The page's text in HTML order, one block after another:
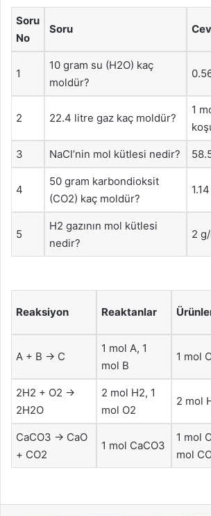
Soru
No
Soru
1
10 gram su (H2O) kaç
moldür?
2 22.4 litre gaz kaç moldür?
1
3 NaCl’nin mol kütlesi nedir?
4
50 gram karbondioksit
(CO2) kaç moldür?
5
H2 gazının mol kütlesi
nedir?
2
Reaksiyon Reaktanlar
A + B → C
1 mol A, 1
mol B
1 mol C
2H2 + O2 →
2H2O
2 mol H2, 1
mol O2
2 mol
CaCO3 → CaO
+ CO2
1 mol CaCO3
1 mol
mol